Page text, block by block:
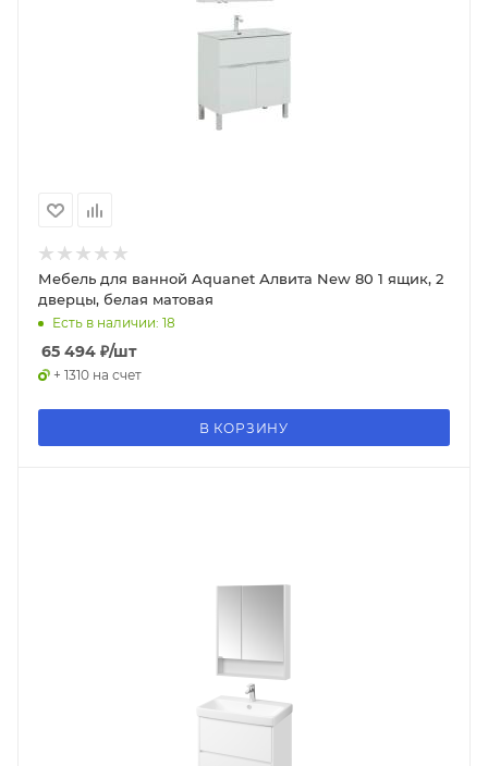
Мебель для ванной Aquanet Алвита New 80 1 ящик, 2
дверцы, белая матовая
Есть в наличии: 18
65 494 ₽/шт
+ 1310 на счет
В КОРЗИНУ